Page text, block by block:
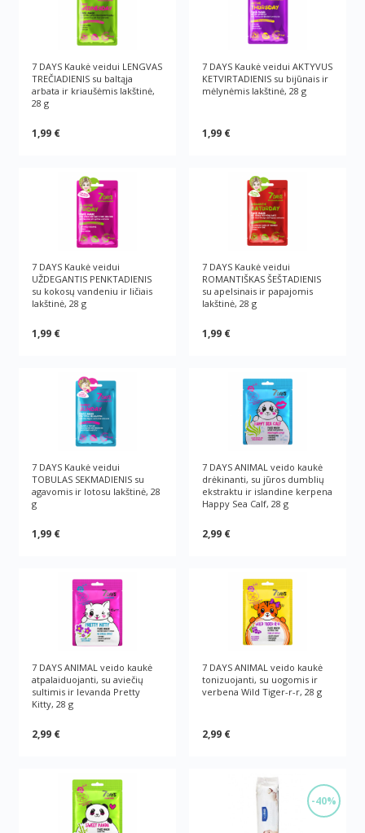
7 DAYS Kaukė veidui LENGVAS
TREČIADIENIS su baltąja
arbata ir kriaušėmis lakštinė,
28 g
1,99 €
7 DAYS Kaukė veidui AKTYVUS
KETVIRTADIENIS su bijūnais ir
mėlynėmis lakštinė, 28 g
1,99 €
7 DAYS Kaukė veidui
UŽDEGANTIS PENKTADIENIS
su kokosų vandeniu ir ličiais
lakštinė, 28 g
1,99 €
7 DAYS Kaukė veidui
ROMANTIŠKAS ŠEŠTADIENIS
su apelsinais ir papajomis
lakštinė, 28 g
1,99 €
7 DAYS Kaukė veidui
TOBULAS SEKMADIENIS su
agavomis ir lotosu lakštinė, 28
g
1,99 €
7 DAYS ANIMAL veido kaukė
drėkinanti, su jūros dumblių
ekstraktu ir islandine kerpena
Happy Sea Calf, 28 g
2,99 €
7 DAYS ANIMAL veido kaukė
atpalaiduojanti, su aviečių
sultimis ir levanda Pretty
Kitty, 28 g
2,99 €
7 DAYS ANIMAL veido kaukė
tonizuojanti, su uogomis ir
verbena Wild Tiger-r-r, 28 g
2,99 €
-40%